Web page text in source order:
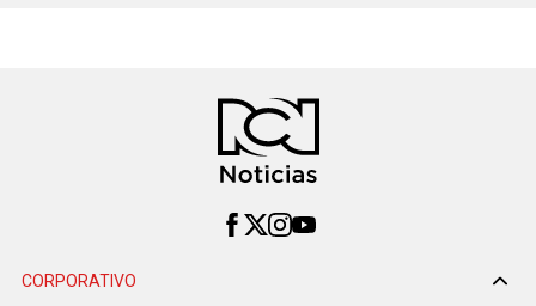
CORPORATIVO